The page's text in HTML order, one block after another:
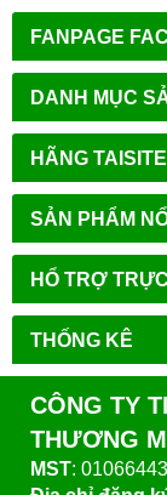
FANPAGE
DANH MỤC
HÃNG
SẢN PHẨM
HỔ TRỢ
THỐNG KÊ
CÔNG TY
THƯƠNG
MST: